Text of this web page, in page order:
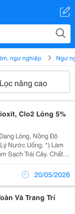
ngư nghiệp Ngư
Lọc nâng cao
Clo2 Lỏng 5%
Lỏng, Nồng Độ
Cây, Trái Cây Không Bị
Biến Màu Khi Bảo Quản Lâu Ngày. Sản...
20/05/2026
Và Trang Trí